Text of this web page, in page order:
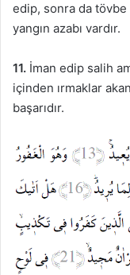
edip, sonra da
yangın azabı vardır.
11. İman edip salih
içinden ırmaklar
başarıdır.